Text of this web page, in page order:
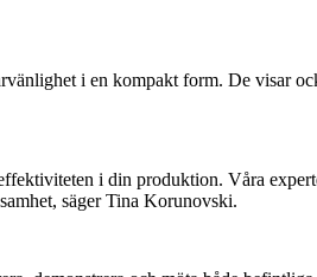
i en kompakt form. De visar
i din produktion. Våra
säger Tina Korunovski.